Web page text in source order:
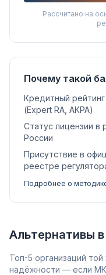
Рассчитано на
Почему такой
Кредитный рейтинг
(Expert RA, АКРА)
Статус лицензии в
России
Присутствие в
реестре
Подробнее о
Альтернативы в
Топ-5 организаций
надёжности — если